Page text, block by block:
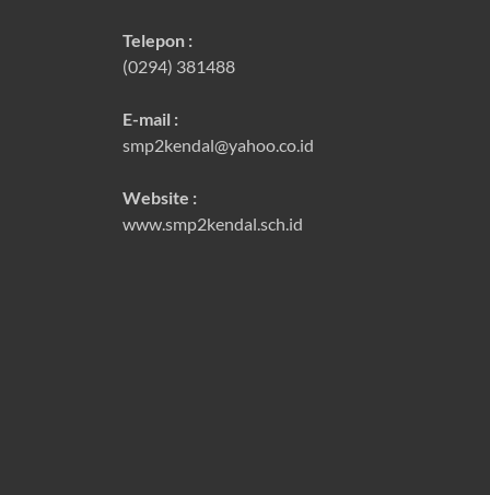
Telepon :
(0294) 381488
E-mail :
smp2kendal@yahoo.co.id
Website :
www.smp2kendal.sch.id